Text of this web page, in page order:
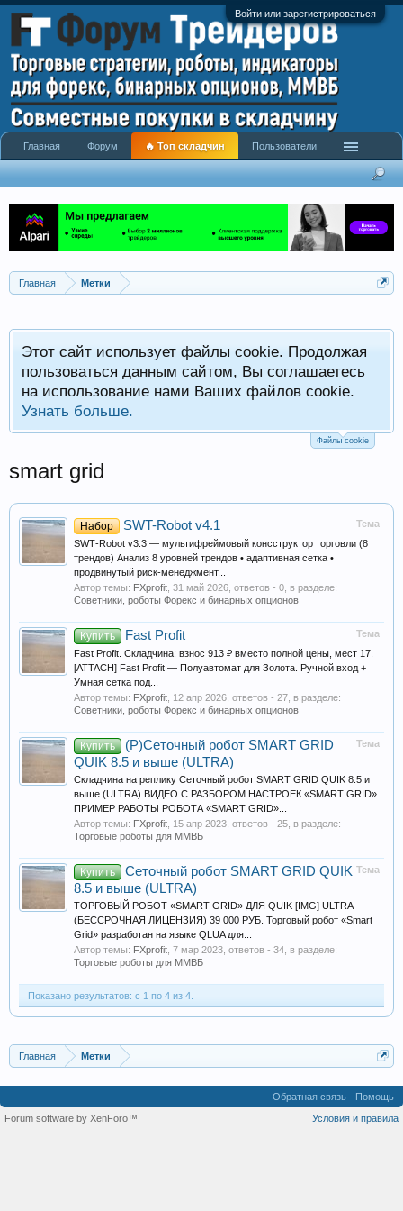
Войти или зарегистрироваться
Главная Метки
Этот сайт использует файлы cookie. Продолжая
пользоваться данным сайтом, Вы соглашаетесь
на использование нами Ваших файлов cookie.
Узнать больше.
Файлы cookie
smart grid
Тема
Набор SWT-Robot v4.1
SWT‑Robot v3.3 — мультифреймовый консструктор торговли (8
трендов) Анализ 8 уровней трендов • адаптивная сетка •
продвинутый риск‑менеджмент...
Автор темы: FXprofit 31 май 2026 , ответов - 0, в разделе:
Советники, роботы Форекс и бинарных опционов
Тема
Купить Fast Profit
Fast Profit. Складчина: взнос 913 ₽ вместо полной цены, мест 17.
[ATTACH] Fast Profit — Полуавтомат для Золота. Ручной вход +
Умная сетка под...
Автор темы: FXprofit 12 апр 2026 , ответов - 27, в разделе:
Советники, роботы Форекс и бинарных опционов
Тема
Купить
(Р)Сеточный робот SMART GRID
QUIK 8.5 и выше (ULTRA)
Складчина на реплику Сеточный робот SMART GRID QUIK 8.5 и
выше (ULTRA) ВИДЕО С РАЗБОРОМ НАСТРОЕК «SMART GRID»
ПРИМЕР РАБОТЫ РОБОТА «SMART GRID»...
Автор темы: FXprofit 15 апр 2023 , ответов - 25, в разделе:
Торговые роботы для ММВБ
Тема
Купить
Сеточный робот SMART GRID QUIK
8.5 и выше (ULTRA)
ТОРГОВЫЙ РОБОТ «SMART GRID» ДЛЯ QUIK [IMG] ULTRA
(БЕССРОЧНАЯ ЛИЦЕНЗИЯ) 39 000 РУБ. Торговый робот «Smart
Grid» разработан на языке QLUA для...
Автор темы: FXprofit 7 мар 2023 , ответов - 34, в разделе:
Торговые роботы для ММВБ
Показано результатов: с 1 по 4 из 4.
Главная Метки
Главная Форум 🔥 Топ складчин Пользователи
Обратная связь
Помощь
Условия и правила
Forum software by XenForo™